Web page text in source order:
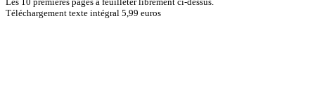
Téléchargement texte intégral 5,99 euros